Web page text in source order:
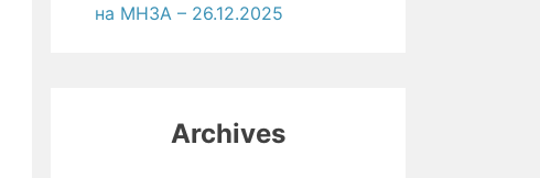
на МНЗА – 26.12.2025
Archives